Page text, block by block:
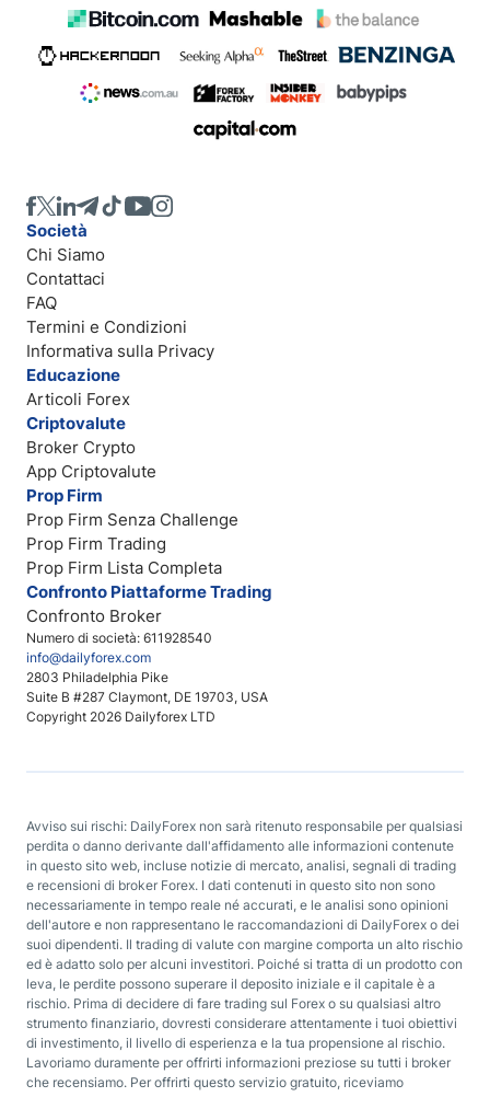
Numero di società: 611928540
info@dailyforex.com
2803 Philadelphia Pike
Suite B #287 Claymont, DE 19703, USA
Copyright 2026 Dailyforex LTD
Società
Chi Siamo
Contattaci
FAQ
Termini e Condizioni
Informativa sulla Privacy
Educazione
Articoli Forex
Criptovalute
Broker Crypto
App Criptovalute
Prop Firm
Prop Firm Senza Challenge
Prop Firm Trading
Prop Firm Lista Completa
Confronto Piattaforme Trading
Confronto Broker
Avviso sui rischi: DailyForex non sarà ritenuto responsabile per qualsiasi
perdita o danno derivante dall'affidamento alle informazioni contenute
in questo sito web, incluse notizie di mercato, analisi, segnali di trading
e recensioni di broker Forex. I dati contenuti in questo sito non sono
necessariamente in tempo reale né accurati, e le analisi sono opinioni
dell'autore e non rappresentano le raccomandazioni di DailyForex o dei
suoi dipendenti. Il trading di valute con margine comporta un alto rischio
ed è adatto solo per alcuni investitori. Poiché si tratta di un prodotto con
leva, le perdite possono superare il deposito iniziale e il capitale è a
rischio. Prima di decidere di fare trading sul Forex o su qualsiasi altro
strumento finanziario, dovresti considerare attentamente i tuoi obiettivi
di investimento, il livello di esperienza e la tua propensione al rischio.
Lavoriamo duramente per offrirti informazioni preziose su tutti i broker
che recensiamo. Per offrirti questo servizio gratuito, riceviamo